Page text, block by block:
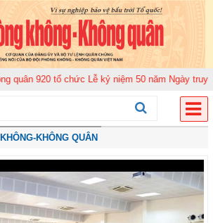
Lễ kỷ niệm 50 năm Ngày truyền thống (12-
KHÔNG QUÂN